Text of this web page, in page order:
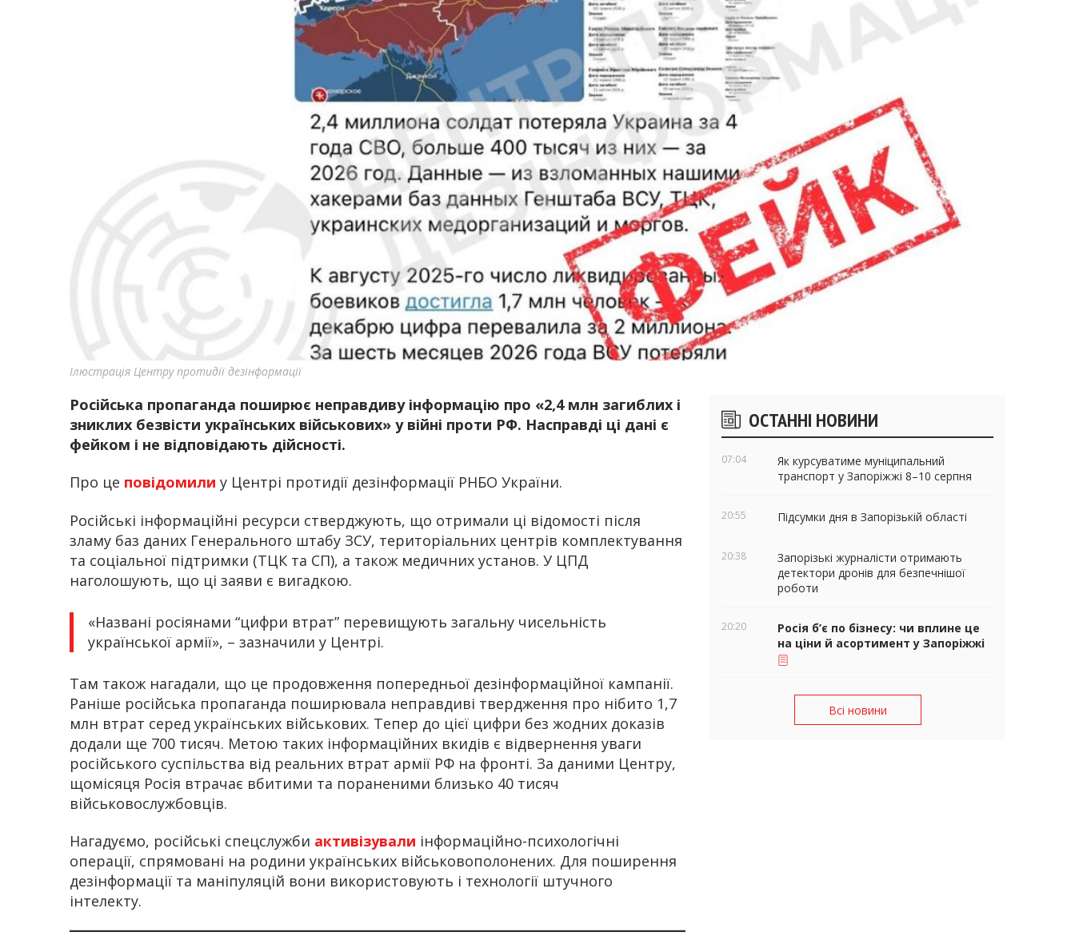
Ілюстрація Центру протидії дезінформації
Російська пропаганда поширює неправдиву інформацію про «2,4 млн загиблих і
зниклих безвісти українських військових» у війні проти РФ. Насправді ці дані є
фейком і не відповідають дійсності.
Про це повідомили у Центрі протидії дезінформації РНБО України.
Російські інформаційні ресурси стверджують, що отримали ці відомості після
зламу баз даних Генерального штабу ЗСУ, територіальних центрів комплектування
та соціальної підтримки (ТЦК та СП), а також медичних установ. У ЦПД
наголошують, що ці заяви є вигадкою.
«Названі росіянами “цифри втрат” перевищують загальну чисельність
української армії», – зазначили у Центрі.
Там також нагадали, що це продовження попередньої дезінформаційної кампанії.
Раніше російська пропаганда поширювала неправдиві твердження про нібито 1,7
млн втрат серед українських військових. Тепер до цієї цифри без жодних доказів
додали ще 700 тисяч. Метою таких інформаційних вкидів є відвернення уваги
російського суспільства від реальних втрат армії РФ на фронті. За даними Центру,
щомісяця Росія втрачає вбитими та пораненими близько 40 тисяч
військовослужбовців.
Нагадуємо, російські спецслужби активізували інформаційно-психологічні
операції, спрямовані на родини українських військовополонених. Для поширення
дезінформації та маніпуляцій вони використовують і технології штучного
інтелекту.
Бічні
віджети
ОСТАННІ НОВИНИ
07:04
Як курсуватиме муніципальний
транспорт у Запоріжжі 8–10 серпня
20:55 Підсумки дня в Запорізькій області
20:38
Запорізькі журналісти отримають
детектори дронів для безпечнішої
роботи
20:20
Росія б’є по бізнесу: чи вплине це
на ціни й асортимент у Запоріжжі
Всі новини